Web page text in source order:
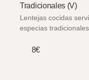
Tradicionales (V)
Lentejas cocidas
especias tradicionales.
8€